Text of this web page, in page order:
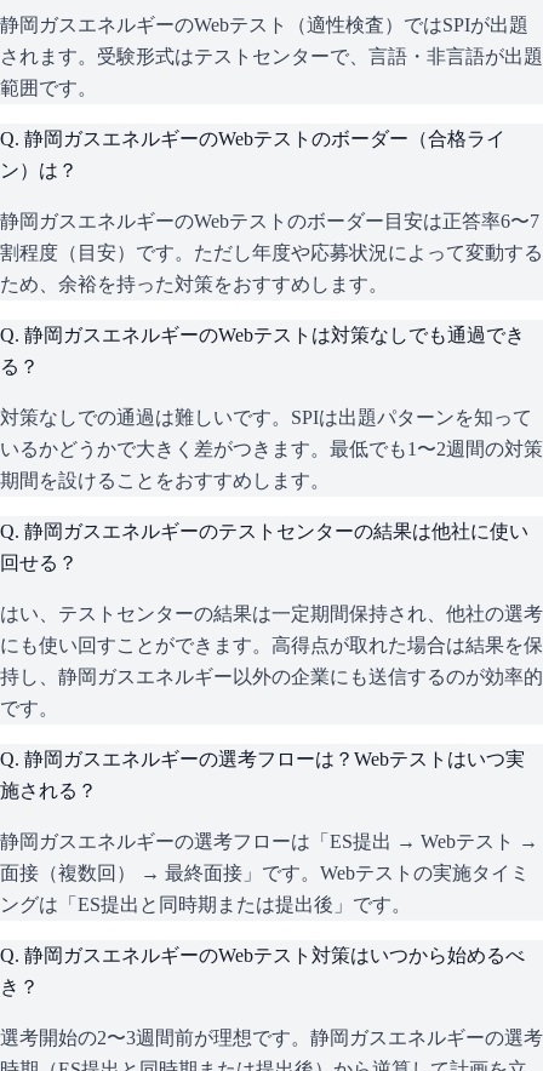
静岡ガスエネルギーのWebテスト（適性検査）ではSPIが出題
されます。受験形式はテストセンターで、言語・非言語が出題
範囲です。
Q. 静岡ガスエネルギーのWebテストのボーダー（合格ライ
ン）は？
静岡ガスエネルギーのWebテストのボーダー目安は正答率6〜7
割程度（目安）です。ただし年度や応募状況によって変動する
ため、余裕を持った対策をおすすめします。
Q. 静岡ガスエネルギーのWebテストは対策なしでも通過でき
る？
対策なしでの通過は難しいです。SPIは出題パターンを知って
いるかどうかで大きく差がつきます。最低でも1〜2週間の対策
期間を設けることをおすすめします。
Q. 静岡ガスエネルギーのテストセンターの結果は他社に使い
回せる？
はい、テストセンターの結果は一定期間保持され、他社の選考
にも使い回すことができます。高得点が取れた場合は結果を保
持し、静岡ガスエネルギー以外の企業にも送信するのが効率的
です。
Q. 静岡ガスエネルギーの選考フローは？Webテストはいつ実
施される？
静岡ガスエネルギーの選考フローは「ES提出 → Webテスト →
面接（複数回） → 最終面接」です。Webテストの実施タイミ
ングは「ES提出と同時期または提出後」です。
Q. 静岡ガスエネルギーのWebテスト対策はいつから始めるべ
き？
選考開始の2〜3週間前が理想です。静岡ガスエネルギーの選考